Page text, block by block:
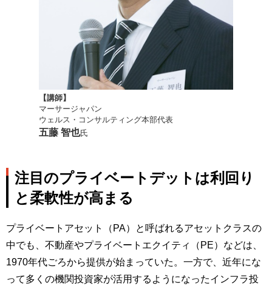
【講師】
マーサージャパン
ウェルス・コンサルティング本部代表
五藤 智也氏
注目のプライベートデットは利回り
と柔軟性が高まる
プライベートアセット（PA）と呼ばれるアセットクラスの
中でも、不動産やプライベートエクイティ（PE）などは、
1970年代ごろから提供が始まっていた。一方で、近年にな
って多くの機関投資家が活用するようになったインフラ投